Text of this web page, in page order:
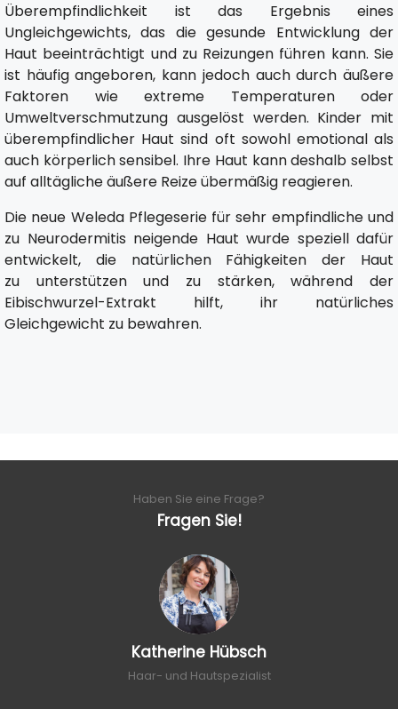
Überempfindlichkeit ist das Ergebnis eines
Ungleichgewichts, das die gesunde Entwicklung der
Haut beeinträchtigt und zu Reizungen führen kann. Sie
ist häufig angeboren, kann jedoch auch durch äußere
Faktoren wie extreme Temperaturen oder
Umweltverschmutzung ausgelöst werden. Kinder mit
überempfindlicher Haut sind oft sowohl emotional als
auch körperlich sensibel. Ihre Haut kann deshalb selbst
auf alltägliche äußere Reize übermäßig reagieren.
Die neue Weleda Pflegeserie für sehr empfindliche und
zu Neurodermitis neigende Haut wurde speziell dafür
entwickelt, die natürlichen Fähigkeiten der Haut
zu unterstützen und zu stärken, während der
Eibischwurzel-Extrakt hilft, ihr natürliches
Gleichgewicht zu bewahren.
Haben Sie eine Frage?
Fragen Sie!
Katherine Hübsch
Haar- und Hautspezialist